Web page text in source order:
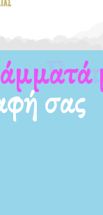
μας
σας